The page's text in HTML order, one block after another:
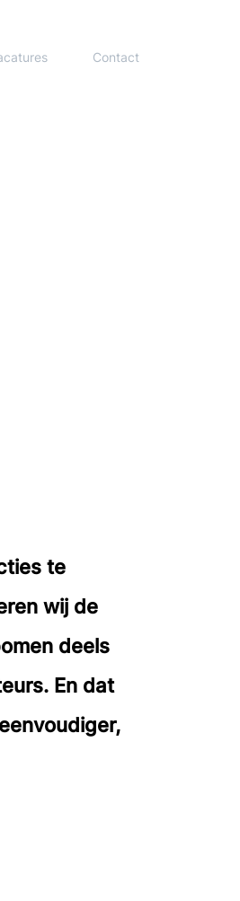
Contact
te
wij de
deels
En dat